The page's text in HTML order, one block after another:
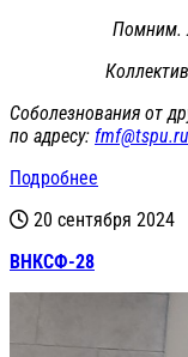
Помним.
Соболезнования от
по адресу: fmf@tspu.ru
Подробнее
20 сентября 2024
ВНКСФ-28